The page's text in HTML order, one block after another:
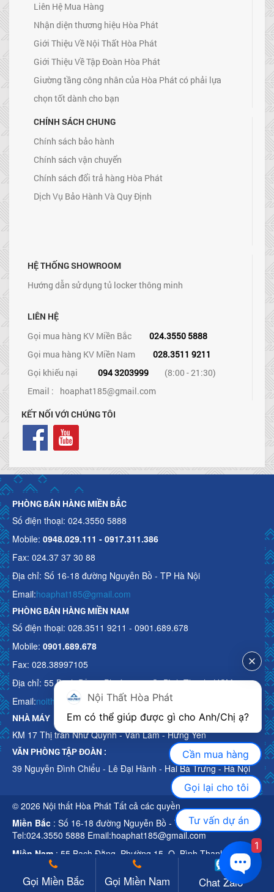
Liên Hệ Mua Hàng
Nhận diện thương hiệu Hòa Phát
Giới Thiệu Về Nội Thất Hòa Phát
Giới Thiệu Về Tập Đoàn Hòa Phát
Giường tầng công nhân của Hòa Phát có phải lựa
chọn tốt dành cho bạn
CHÍNH SÁCH CHUNG
Chính sách bảo hành
Chính sách vận chuyển
Chính sách đổi trả hàng Hòa Phát
Dịch Vụ Bảo Hành Và Quy Định
HỆ THỐNG SHOWROOM
Hướng dẫn sử dụng tủ locker thông minh
LIÊN HỆ
Gọi mua hàng KV Miền Bắc
024.3550 5888
Gọi mua hàng KV Miền Nam
028.3511 9211
Gọi khiếu nại
094 3203999
(8:00 - 21:30)
Email : hoaphat185@gmail.com
KẾT NỐI VỚI CHÚNG TÔI
PHÒNG BÁN HÀNG MIỀN BẮC
Số điện thoại: 024.3550 5888
Mobile: 0948.029.111 - 0917.311.386
Fax: 024.37 37 30 88
Địa chỉ: Số 16-18 đường Nguyễn Bồ - TP Hà Nội
Email:hoaphat185@gmail.com
PHÒNG BÁN HÀNG MIỀN NAM
Số điện thoại: 028.3511 9211 - 0901.689.678
Mobile: 0901.689.678
Fax: 028.38997105
Địa chỉ: 55 Bạch Đằng, Phường 15, Q. Bình Thạnh, HCM
Email:noithathoaphattot@gmail.com
NHÀ MÁY
KM 17 Thị trấn Như Quỳnh - Văn Lâm - Hưng Yên
VĂN PHÒNG TẬP ĐOÀN :
39 Nguyễn Đình Chiểu - Lê Đại Hành - Hai Bà Trưng - Hà Nội
© 2026 Nội thất Hòa Phát Tất cả các quyền
Miền Bắc : Số 16-18 đường Nguyễn Bồ - TP Hà Nội
Tel:024.3550 5888 Email:hoaphat185@gmail.com
Miền Nam : 55 Bạch Đằng, Phường 15, Q. Bình Thạnh, HCM
Tel:028.3511 9211 Email:noithathoaphattot@gmail.com
Gọi Miền Bắc Gọi Miền Nam Chat Zalo
Nội Thất Hòa Phát
Cần mua hàng
Gọi lại cho tôi
Tư vấn dự án
1